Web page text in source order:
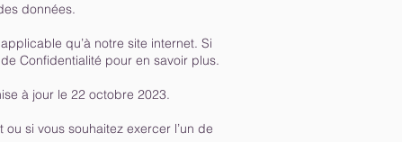
données.
qu’à notre site internet. Si
Confidentialité pour en savoir plus.
à jour le 22 octobre 2023.
si vous souhaitez exercer l’un de